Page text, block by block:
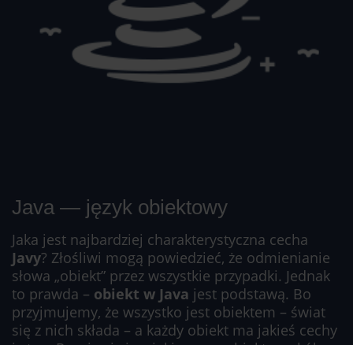
Java — język obiektowy
Jaka jest najbardziej charakterystyczna cecha
Javy? Złośliwi mogą powiedzieć, że odmienianie
słowa „obiekt” przez wszystkie przypadki. Jednak
to prawda – obiekt w Java jest podstawą. Bo
przyjmujemy, że wszystko jest obiektem – świat
się z nich składa – a każdy obiekt ma jakieś cechy